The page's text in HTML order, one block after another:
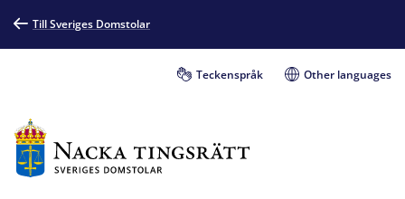
Till Sveriges Domstolar
Teckenspråk Other languages